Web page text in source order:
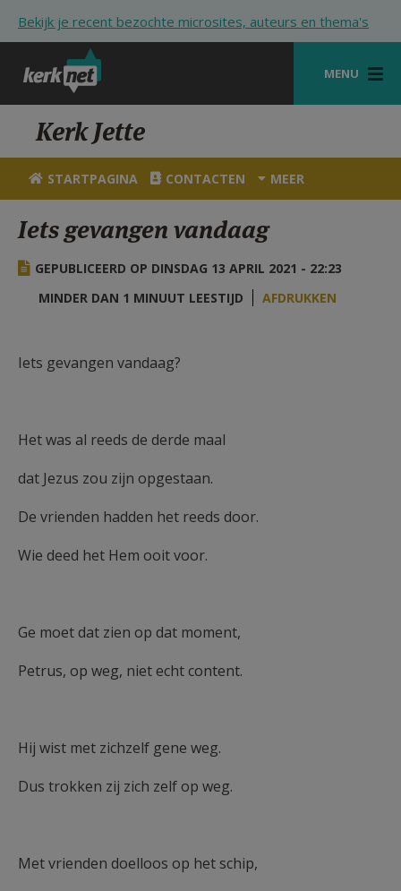
Bekijk je recent bezochte microsites, auteurs en thema's
MENU
STARTPAGINA
KERK
VIERINGEN
SHOP
ZOEKEN
Kerk Jette
STARTPAGINA CONTACTEN MEER
Iets gevangen vandaag
GEPUBLICEERD OP DINSDAG 13 APRIL 2021 - 22:23
MINDER DAN 1 MINUUT LEESTIJD
AFDRUKKEN
Iets gevangen vandaag?
Het was al reeds de derde maal
dat Jezus zou zijn opgestaan.
De vrienden hadden het reeds door.
Wie deed het Hem ooit voor.
Ge moet dat zien op dat moment,
Petrus, op weg, niet echt content.
Hij wist met zichzelf gene weg.
Dus trokken zij zich zelf op weg.
Met vrienden doelloos op het schip,